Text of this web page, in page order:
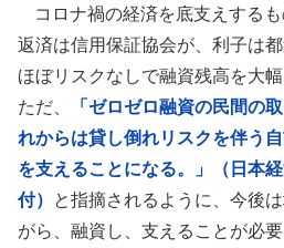
コロナ禍の経済を底支えするも
返済は信用保証協会が、利子は
ほぼリスクなしで融資残高を大
ただ、
「ゼロゼロ融資の民間の
れからは貸し倒れリスクを伴う
を支えることになる。」（日本
付） と指摘されるように、今後
がら、融資し、支えることが必